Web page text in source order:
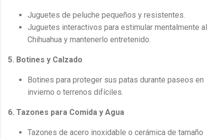
Juguetes de peluche pequeños y resistentes.
Juguetes interactivos para estimular mentalmente al
Chihuahua y mantenerlo entretenido.
5. Botines y Calzado
Botines para proteger sus patas durante paseos en
invierno o terrenos difíciles.
6. Tazones para Comida y Agua
Tazones de acero inoxidable o cerámica de tamaño